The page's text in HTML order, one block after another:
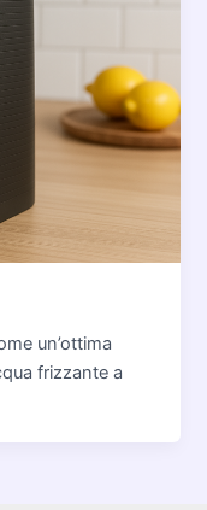
un’ottima
frizzante a